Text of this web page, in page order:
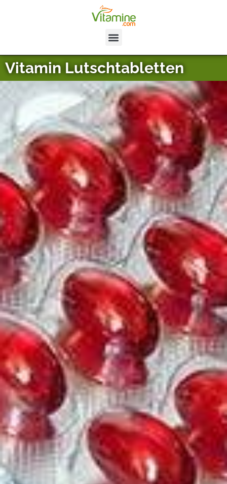
Vitamin Lutschtabletten